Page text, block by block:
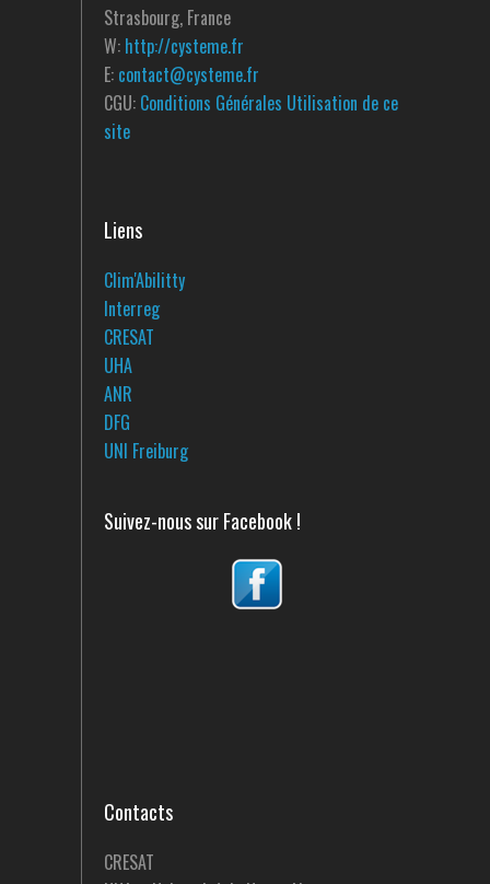
Strasbourg, France
W: http://cysteme.fr
E: contact@cysteme.fr
CGU: Conditions Générales Utilisation de ce
site
Liens
Clim'Abilitty
Interreg
CRESAT
UHA
ANR
DFG
UNI Freiburg
Suivez-nous sur Facebook !
Contacts
CRESAT